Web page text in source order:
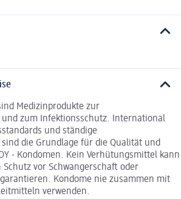
Medizinprodukte zur
zum Infektionsschutz. International
und ständige
die Grundlage für die Qualität und
- Kondomen. Kein Verhütungsmittel kann
Schutz vor Schwangerschaft oder
Kondome nie zusammen mit
verwenden.